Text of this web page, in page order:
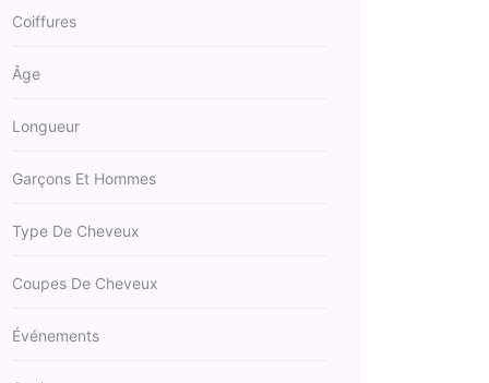
Coiffures
Âge
Longueur
Garçons Et Hommes
Type De Cheveux
Coupes De Cheveux
Événements